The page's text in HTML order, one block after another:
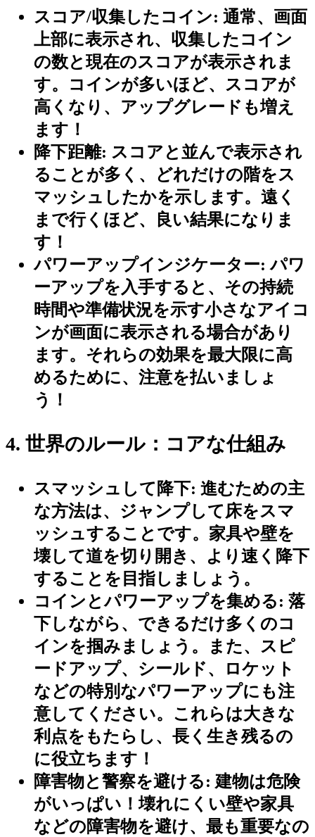
スコア/収集したコイン: 通常、画面
上部に表示され、収集したコイン
の数と現在のスコアが表示されま
す。コインが多いほど、スコアが
高くなり、アップグレードも増え
ます！
降下距離: スコアと並んで表示され
ることが多く、どれだけの階をス
マッシュしたかを示します。遠く
まで行くほど、良い結果になりま
す！
パワーアップインジケーター: パワ
ーアップを入手すると、その持続
時間や準備状況を示す小さなアイコ
ンが画面に表示される場合があり
ます。それらの効果を最大限に高
めるために、注意を払いましょ
う！
4. 世界のルール：コアな仕組み
スマッシュして降下: 進むための主
な方法は、ジャンプして床をスマ
ッシュすることです。家具や壁を
壊して道を切り開き、より速く降下
することを目指しましょう。
コインとパワーアップを集める: 落
下しながら、できるだけ多くのコ
インを掴みましょう。また、スピ
ードアップ、シールド、ロケット
などの特別なパワーアップにも注
意してください。これらは大きな
利点をもたらし、長く生き残るの
に役立ちます！
障害物と警察を避ける: 建物は危険
がいっぱい！壊れにくい壁や家具
などの障害物を避け、最も重要なの